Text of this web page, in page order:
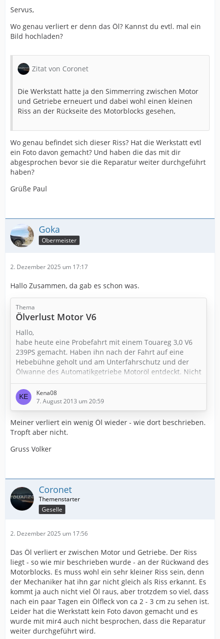
Servus,
Wo genau verliert er denn das Öl? Kannst du evtl. mal ein
Bild hochladen?
Zitat von Coronet
Die Werkstatt hatte ja den Simmerring zwischen Motor
und Getriebe erneuert und dabei wohl einen kleinen
Riss an der Rückseite des Motorblocks gesehen,
Wo genau befindet sich dieser Riss? Hat die Werkstatt evtl
ein Foto davon gemacht? Und haben die das mit dir
abgesprochen bevor sie die Reparatur weiter durchgeführt
haben?
Grüße Paul
Goka
Obermeister
2. Dezember 2025 um 17:17
Hallo Zusammen, da gab es schon was.
Thema
Ölverlust Motor V6
Hallo,
habe heute eine Probefahrt mit einem Touareg 3,0 V6
239PS gemacht. Haben ihn nach der Fahrt auf eine
Hebebühne geholt und am Unterfahrschutz und der
Ölwanne des Automatikgetriebe Motoröl entdeckt. Nicht
viel jedoch war der Fahrschutz von vorne her
verschmiert. Fahrschutz ab und dann hat man die
Ölansammlung gesehen. Zwischen Motor und
Automatikgetriebe ist noch ein Gehäuse, dort sind auch
zwei kleine Löcher da hat man Tropfen gesehen. Die
Ansammlung an der Ölwanne des…
Kena08
7. August 2013 um 20:59
Meiner verliert ein wenig Öl wieder - wie dort beschrieben.
Tropft aber nicht.
Gruss Volker
Coronet
Geselle
2. Dezember 2025 um 17:56
Das Öl verliert er zwischen Motor und Getriebe. Der Riss
liegt - so wie mir beschrieben wurde - an der Rückwand des
Motorblocks. Es muss wohl ein sehr kleiner Riss sein, denn
der Mechaniker hat ihn gar nicht gleich als Riss erkannt. Es
kommt ja auch nicht viel Öl raus, aber trotzdem so viel, dass
nach ein paar Tagen ein Ölfleck von ca 2 - 3 cm zu sehen ist.
Leider hat die Werkstatt kein Foto davon gemacht und es
wurde mit mir4 auch nicht besprochen, dass die Reparatur
weiter durchgeführt wird.